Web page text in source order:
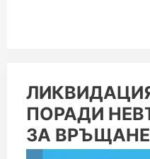
ПОРАДИ
ЗА
ЛИКВИДАЦИЯ
НА
ФИРМА
ПОРАДИ
НЕВЪЗМОЖНОСТ
ЗА